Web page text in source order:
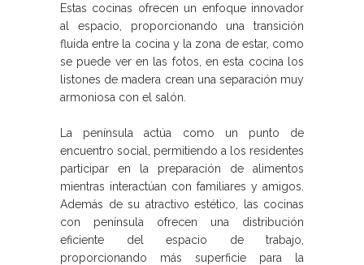
Estas cocinas ofrecen un enfoque innovador
al espacio, proporcionando una transición
fluida entre la cocina y la zona de estar, como
se puede ver en las fotos, en esta cocina los
listones de madera crean una separación muy
armoniosa con el salón.
La península actúa como un punto de
encuentro social, permitiendo a los residentes
participar en la preparación de alimentos
mientras interactúan con familiares y amigos.
Además de su atractivo estético, las cocinas
con península ofrecen una distribución
eficiente del espacio de trabajo,
proporcionando más superficie para la